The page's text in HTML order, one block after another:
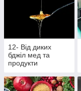
12- Від диких
бджіл мед та
продукти